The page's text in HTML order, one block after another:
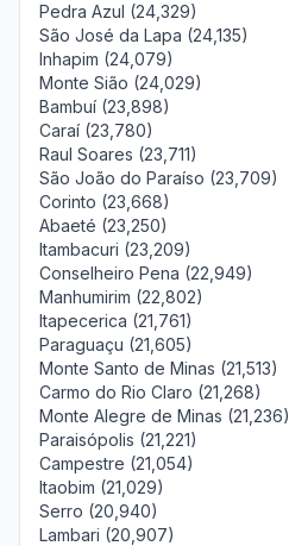
Pedra Azul (24,329)
São José da Lapa (24,135)
Inhapim (24,079)
Monte Sião (24,029)
Bambuí (23,898)
Caraí (23,780)
Raul Soares (23,711)
São João do Paraíso (23,709)
Corinto (23,668)
Abaeté (23,250)
Itambacuri (23,209)
Conselheiro Pena (22,949)
Manhumirim (22,802)
Itapecerica (21,761)
Paraguaçu (21,605)
Monte Santo de Minas (21,513)
Carmo do Rio Claro (21,268)
Monte Alegre de Minas (21,236)
Paraisópolis (21,221)
Campestre (21,054)
Itaobim (21,029)
Serro (20,940)
Lambari (20,907)